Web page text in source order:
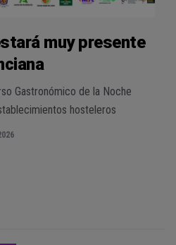
muy presente
Gastronómico de la Noche
hosteleros